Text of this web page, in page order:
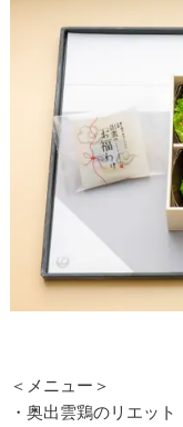
＜メニュー＞
・奥出雲鶏のリエット